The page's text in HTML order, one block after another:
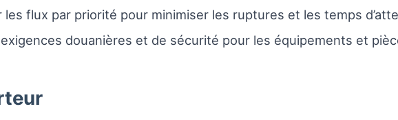
les flux par priorité pour minimiser les ruptures et les temps
douanières et de sécurité pour les équipements et